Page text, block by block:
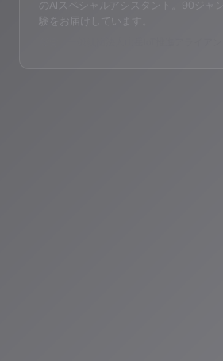
のAIスペシャルアシスタント。90ジ
験をお届けしています。